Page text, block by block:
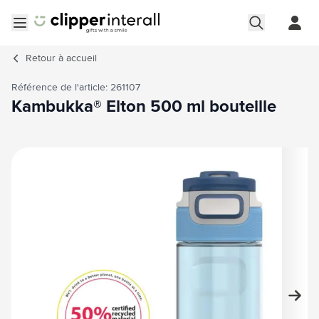
Retour à accueil
Référence de l'article: 261107
Kambukka® Elton 500 ml bouteille